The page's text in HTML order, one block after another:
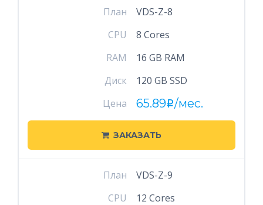
План
VDS-Z-8
CPU
8 Cores
RAM
16 GB RAM
Диск
120 GB SSD
Цена
65.89i/мес.
ЗАКАЗАТЬ
План
VDS-Z-9
CPU
12 Cores